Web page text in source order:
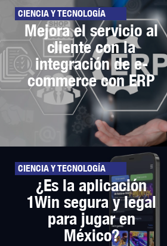
CIENCIA Y TECNOLOGÍA
Mejora el servicio al
cliente con la
integración de e-
commerce con ERP
CIENCIA Y TECNOLOGÍA
¿Es la aplicación
1Win segura y legal
para jugar en
México?